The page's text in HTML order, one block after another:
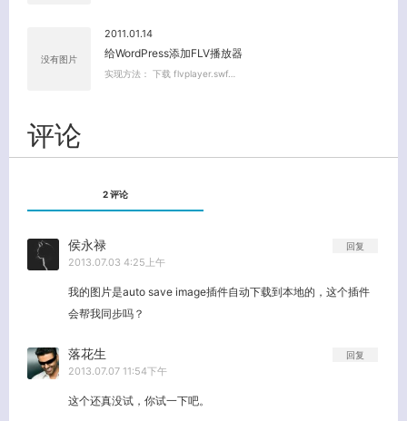
没有图片
2011.01.14
给WordPress添加FLV播放器
实现方法： 下载 flvplayer.swf…
评论
2 评论
侯永禄
2013.07.03 4:25上午
我的图片是auto save image插件自动下载到本地的，这个插件
会帮我同步吗？
回复
落花生
2013.07.07 11:54下午
这个还真没试，你试一下吧。
回复